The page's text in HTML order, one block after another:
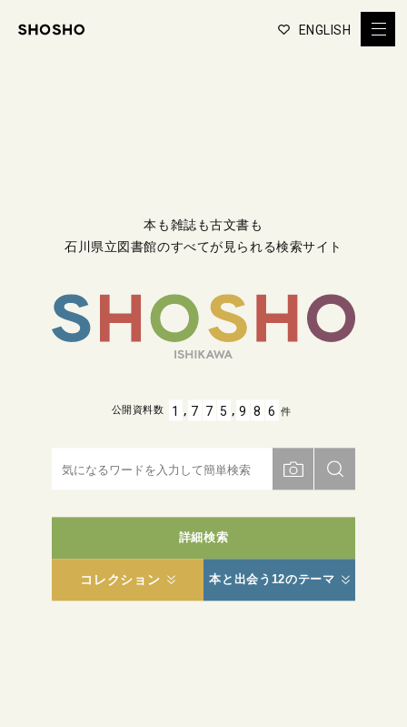
ENGLISH
本も雑誌も古文書も
石川県立図書館のすべてが見られる検索サイト
詳細検索
コレクション 本と出会う12のテーマ
公開資料数 1 , 7 7 5 , 9 8 6 件